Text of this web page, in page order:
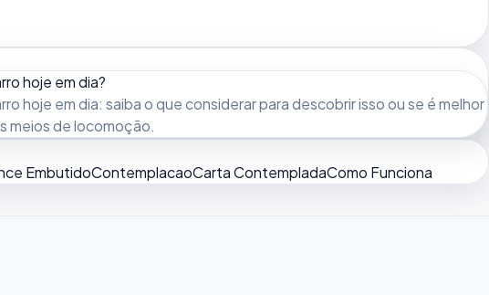
hoje em dia?
hoje em dia: saiba o que considerar para descobrir isso ou se é melhor
meios de locomoção.
EmbutidoContemplacaoCarta ContempladaComo Funciona